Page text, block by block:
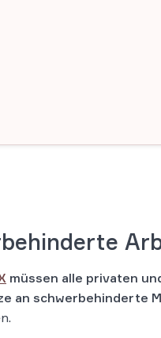
müssen alle privaten
an schwerbehinderte